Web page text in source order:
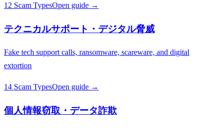
12 Scam TypesOpen guide →
テクニカルサポート・デジタル脅威
Fake tech support calls, ransomware, scareware, and digital
extortion
14 Scam TypesOpen guide →
個人情報窃取・データ詐欺